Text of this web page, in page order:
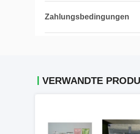
Zahlungsbedingungen